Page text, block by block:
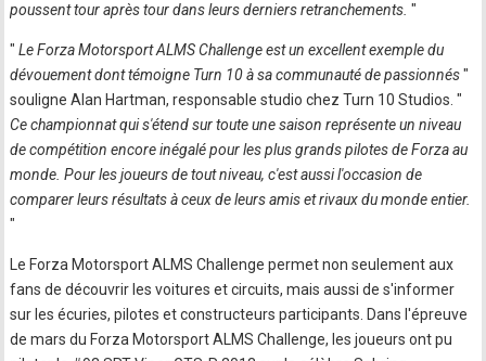
poussent tour après tour dans leurs derniers retranchements."
" Le Forza Motorsport ALMS Challenge est un excellent exemple du
dévouement dont témoigne Turn 10 à sa communauté de passionnés"
souligne Alan Hartman, responsable studio chez Turn 10 Studios. "
Ce championnat qui s'étend sur toute une saison représente un niveau
de compétition encore inégalé pour les plus grands pilotes de Forza au
monde. Pour les joueurs de tout niveau, c'est aussi l'occasion de
comparer leurs résultats à ceux de leurs amis et rivaux du monde entier.
"
Le Forza Motorsport ALMS Challenge permet non seulement aux
fans de découvrir les voitures et circuits, mais aussi de s'informer
sur les écuries, pilotes et constructeurs participants. Dans l'épreuve
de mars du Forza Motorsport ALMS Challenge, les joueurs ont pu